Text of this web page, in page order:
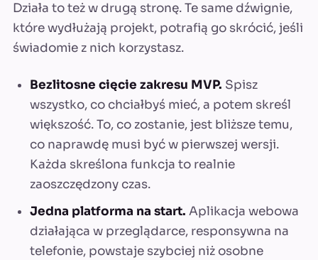
Działa to też w drugą stronę. Te same dźwignie,
które wydłużają projekt, potrafią go skrócić, jeśli
świadomie z nich korzystasz.
Bezlitosne cięcie zakresu MVP. Spisz
wszystko, co chciałbyś mieć, a potem skreśl
większość. To, co zostanie, jest bliższe temu,
co naprawdę musi być w pierwszej wersji.
Każda skreślona funkcja to realnie
zaoszczędzony czas.
Jedna platforma na start. Aplikacja webowa
działająca w przeglądarce, responsywna na
telefonie, powstaje szybciej niż osobne